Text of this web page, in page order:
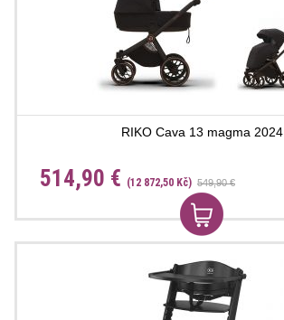
RIKO Cava 13 magma 2024
514,90 € (12 872,50 Kč) 549,90 €